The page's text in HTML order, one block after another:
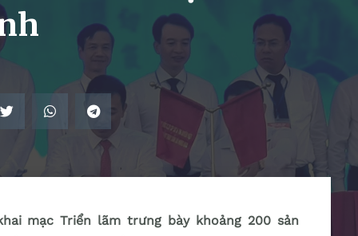
mạc Triển lãm trưng bày khoảng 200 sản